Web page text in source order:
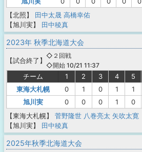
【北照】
田中太晟 高橋幸佑
【旭川実】
田中稜真
2023年 秋季北海道大会
【試合終了 】
◇２回戦
◇開始 10/21 11:37
チーム 1 2 3 4 5
東海大札幌
0 1 0 1 1
旭川実
0 0 0 1 0
【東海大札幌】
菅野隆世 八巻亮太 矢吹太寛
【旭川実】
田中稜真
2025年秋季北海道大会